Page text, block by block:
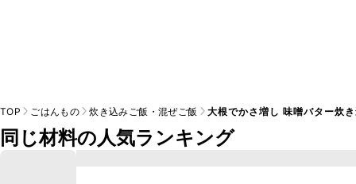
TOP ごはんもの 炊き込みご飯・混ぜご飯 大根でかさ増し 味噌バター炊
同じ材料の人気ランキング